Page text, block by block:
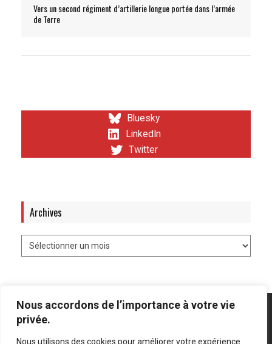
Nous accordons de l’importance à votre vie
privée.
Nous utilisons des cookies pour améliorer votre expérience
Vers un second régiment d’artillerie longue portée dans l’armée
de Terre
Bluesky
LinkedIn
Twitter
Archives